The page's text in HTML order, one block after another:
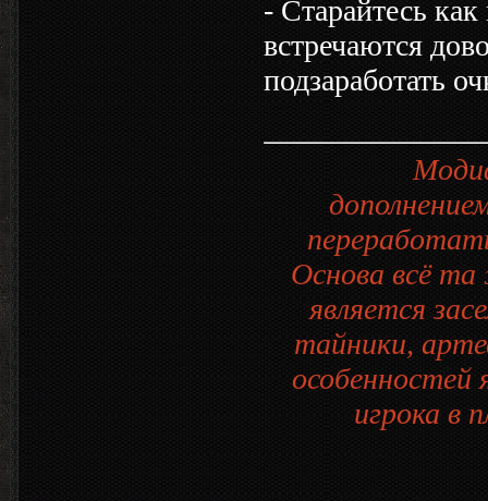
- Старайтесь
встречаются
подзаработать
Основа всё та
является
тайники,
игрока в